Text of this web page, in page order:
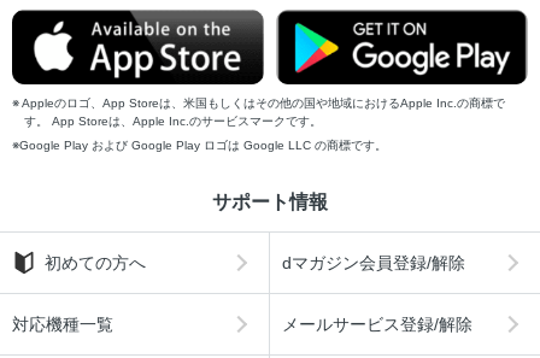
Appleのロゴ、App Storeは、米国もしくはその他の国や地域におけるApple Inc.の商標で
す。 App Storeは、Apple Inc.のサービスマークです。
Google Play および Google Play ロゴは Google LLC の商標です。
サポート情報
初めての方へ dマガジン会員登録/解除
対応機種一覧 メールサービス登録/解除